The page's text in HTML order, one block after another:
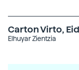
Carton Virto,
Elhuyar Zientzia